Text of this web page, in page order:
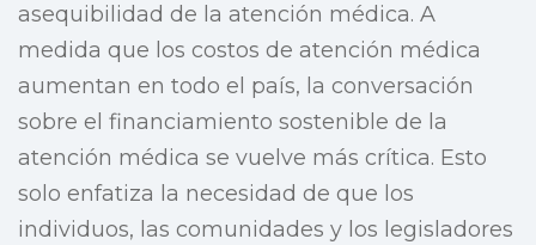
asequibilidad de la atención médica. A
medida que los costos de atención médica
aumentan en todo el país, la conversación
sobre el financiamiento sostenible de la
atención médica se vuelve más crítica. Esto
solo enfatiza la necesidad de que los
individuos, las comunidades y los legisladores